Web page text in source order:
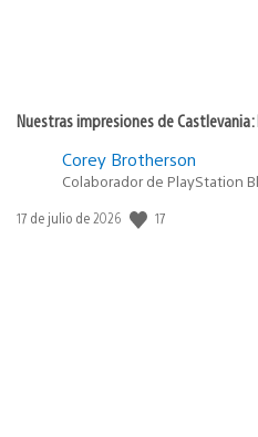
Nuestras impresiones de Castlevania:
Corey Brotherson
Colaborador de PlayStation
Fecha
17 de julio de 2026 17